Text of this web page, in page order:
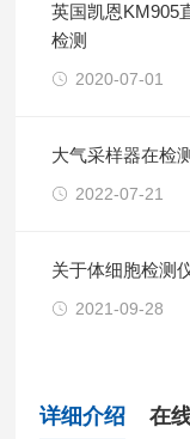
英国凯恩KM905
检测
2020-07-01
大气采样器在检
2022-07-21
关于体细胞检测
2021-09-28
详细介绍 在